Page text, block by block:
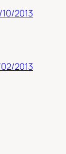
10/2013
2013